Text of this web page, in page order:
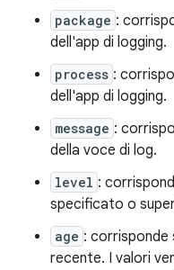
package :
dell'app di logging.
process :
dell'app di logging.
message :
della voce di log.
level :
specificato o
age : corrisponde
recente. I valori